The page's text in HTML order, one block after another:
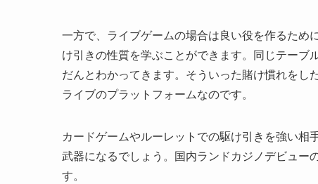
一方で、ライブゲームの場合は良い役を作るため
け引きの性質を学ぶことができます。同じテーブ
だんとわかってきます。そういった賭け慣れをし
ライブのプラットフォームなのです。
カードゲームやルーレットでの駆け引きを強い
武器になるでしょう。国内ランドカジノデビュー
す。